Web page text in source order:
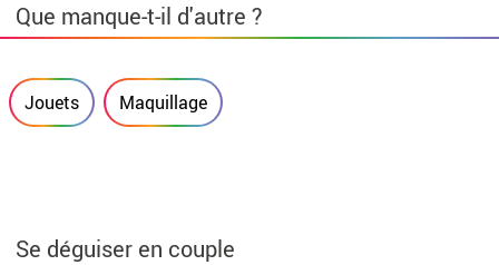
Que manque-t-il d'autre ?
Jouets Maquillage
Se déguiser en couple